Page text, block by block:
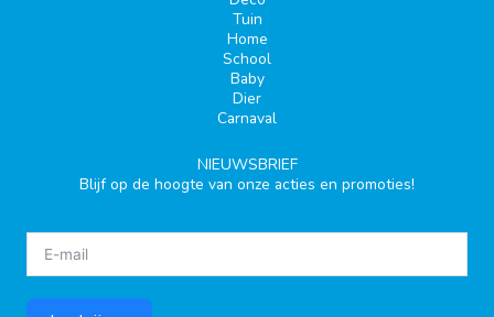
Tuin
Home
School
Baby
Dier
Carnaval
NIEUWSBRIEF
Blijf op de hoogte van onze acties en promoties!